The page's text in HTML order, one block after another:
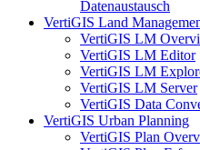
Datenaustausch
VertiGIS Land
VertiGIS LM
VertiGIS LM Editor
VertiGIS LM
VertiGIS LM Server
VertiGIS Data
VertiGIS Urban Planning
VertiGIS Plan